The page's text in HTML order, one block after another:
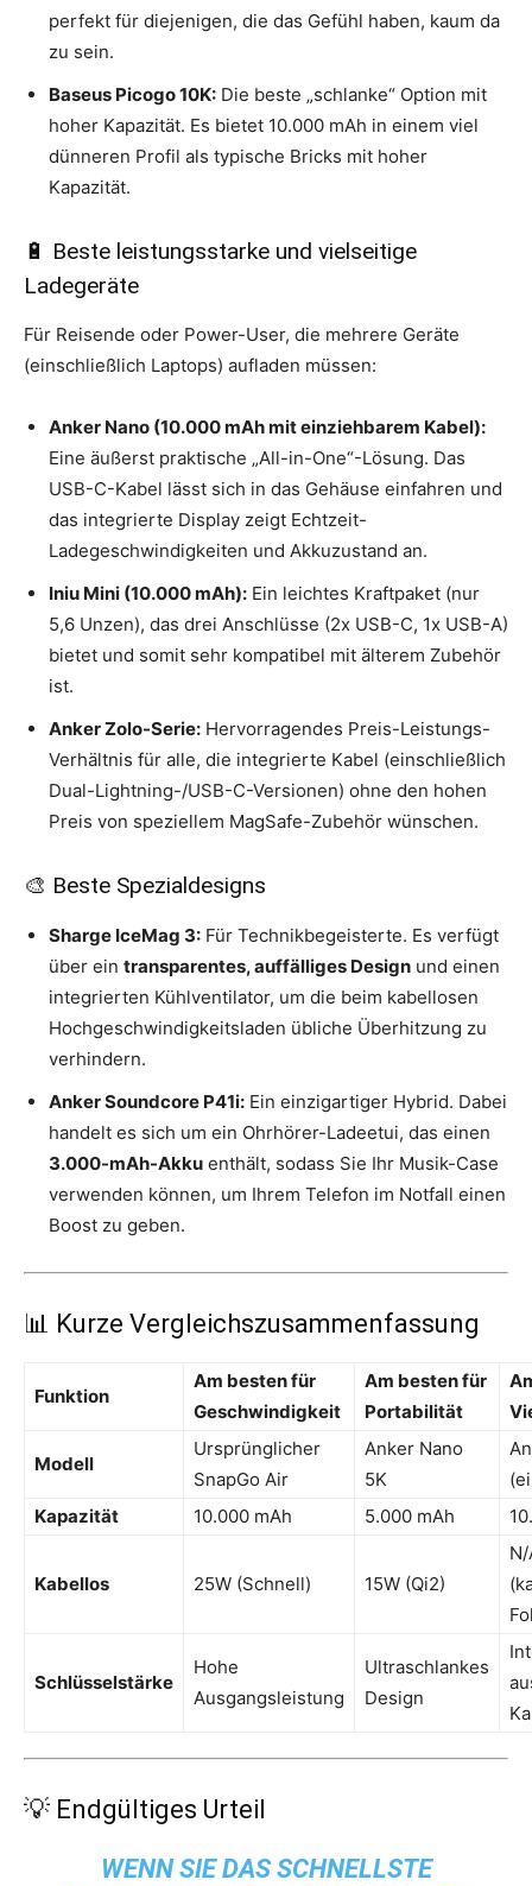
perfekt für diejenigen, die das Gefühl haben, kaum da
zu sein.
Baseus Picogo 10K: Die beste „schlanke“ Option mit
hoher Kapazität. Es bietet 10.000 mAh in einem viel
dünneren Profil als typische Bricks mit hoher
Kapazität.
🔋 Beste leistungsstarke und vielseitige
Ladegeräte
Für Reisende oder Power-User, die mehrere Geräte
(einschließlich Laptops) aufladen müssen:
Anker Nano (10.000 mAh mit einziehbarem Kabel):
Eine äußerst praktische „All-in-One“-Lösung. Das
USB-C-Kabel lässt sich in das Gehäuse einfahren und
das integrierte Display zeigt Echtzeit-
Ladegeschwindigkeiten und Akkuzustand an.
Iniu Mini (10.000 mAh): Ein leichtes Kraftpaket (nur
5,6 Unzen), das drei Anschlüsse (2x USB-C, 1x USB-A)
bietet und somit sehr kompatibel mit älterem Zubehör
ist.
Anker Zolo-Serie: Hervorragendes Preis-Leistungs-
Verhältnis für alle, die integrierte Kabel (einschließlich
Dual-Lightning-/USB-C-Versionen) ohne den hohen
Preis von speziellem MagSafe-Zubehör wünschen.
🎨 Beste Spezialdesigns
Sharge IceMag 3: Für Technikbegeisterte. Es verfügt
über ein transparentes, auffälliges Design und einen
integrierten Kühlventilator, um die beim kabellosen
Hochgeschwindigkeitsladen übliche Überhitzung zu
verhindern.
Anker Soundcore P41i: Ein einzigartiger Hybrid. Dabei
handelt es sich um ein Ohrhörer-Ladeetui, das einen
3.000-mAh-Akku enthält, sodass Sie Ihr Musik-Case
verwenden können, um Ihrem Telefon im Notfall einen
Boost zu geben.
📊 Kurze Vergleichszusammenfassung
Funktion
Am besten für
Geschwindigkeit
Am besten für
Portabilität
Modell
Ursprünglicher
SnapGo Air
Anker Nano
5K
Kapazität
10.000 mAh 5.000 mAh
Kabellos 25W (Schnell) 15W (Qi2)
Schlüsselstärke
Hohe
Ausgangsleistung
Ultraschlankes
Design
💡 Endgültiges Urteil
WENN SIE DAS SCHNELLSTE